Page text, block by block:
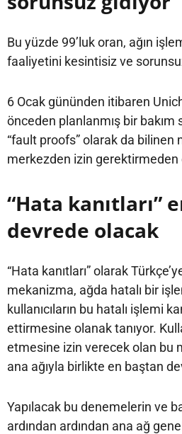
Bu yüzde 99’luk oran, ağın
faaliyetini kesintisiz ve
6 Ocak gününden itibaren
önceden planlanmış bir bakım
“fault proofs” olarak da bilinen
merkezden izin gerektirmeden
“Hata kanıtları”
devrede olacak
“Hata kanıtları” olarak
mekanizma, ağda hatalı bir
kullanıcıların bu hatalı işlemi
ettirmesine olanak tanıyor.
etmesine izin verecek olan bu
ana ağıyla birlikte en baştan
Yapılacak bu denemelerin ve
ardından ardından ana ağ